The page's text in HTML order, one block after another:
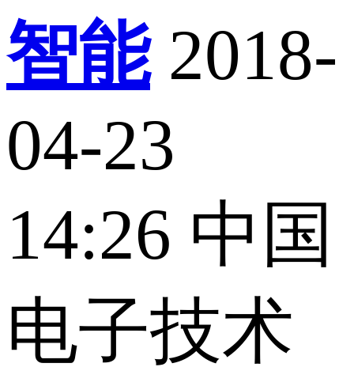
智能 2018-
04-23
14:26 中国
电子技术